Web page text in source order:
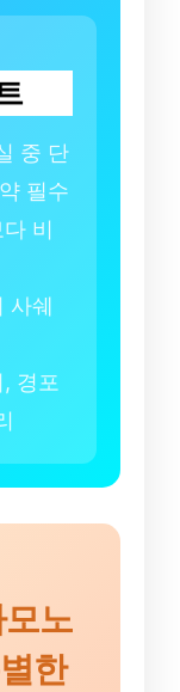
중 단
필수
비
사쉐
경포
노
한